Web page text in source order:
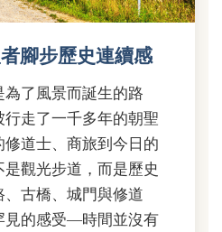
腳步歷史連續感
了風景而誕生的路
走了一千多年的朝聖
道士、商旅到今日的
觀光步道，而是歷史
古橋、城門與修道
見的感受—時間並沒有